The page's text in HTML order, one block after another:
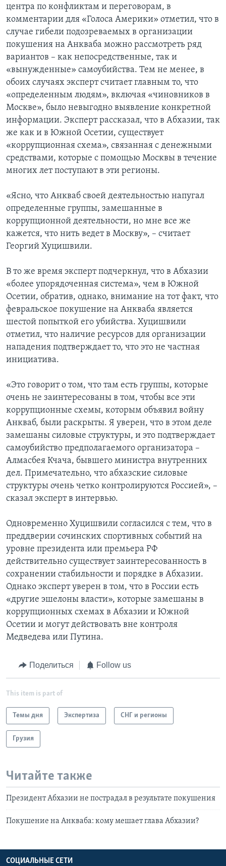
центра по конфликтам и переговорам, в
комментарии для «Голоса Америки» отметил, что в
случае гибели подозреваемых в организации
покушения на Анкваба можно рассмотреть ряд
вариантов – как непосредственные, так и
«вынужденные» самоубийства. Тем не менее, в
обоих случаях эксперт считает главным то, что
«определенным людям», включая «чиновников в
Москве», было невыгодно выявление конкретной
информации. Эксперт рассказал, что в Абхазии, так
же как и в Южной Осетии, существует
«коррупционная схема», связанная с денежными
средствами, которые с помощью Москвы в течение
многих лет поступают в эти регионы.
«Ясно, что Анкваб своей деятельностью напугал
определенные группы, замешанные в
коррупционной деятельности, но мне все же
кажется, что нить ведет в Москву», – считает
Георгий Хуцишвили.
В то же время эксперт подчеркнул, что в Абхазии
«более упорядоченная система», чем в Южной
Осетии, обратив, однако, внимание на тот факт, что
февральское покушение на Анкваба является
шестой попыткой его убийства. Хуцишвили
отметил, что наличие ресурсов для организации
нападения подтверждает то, что это не частная
инициатива.
«Это говорит о том, что там есть группы, которые
очень не заинтересованы в том, чтобы все эти
коррупционные схемы, которым объявил войну
Анкваб, были раскрыты. Я уверен, что в этом деле
замешаны силовые структуры, и это подтверждает
самоубийство предполагаемого организатора –
Алмасбея Кчача, бывшего министра внутренних
дел. Примечательно, что абхазские силовые
структуры очень четко контролируются Россией», –
сказал эксперт в интервью.
Одновременно Хуцишвили согласился с тем, что в
преддверии сочинских спортивных событий на
уровне президента или премьера РФ
действительно существует заинтересованность в
сохранении стабильности и порядке в Абхазии.
Однако эксперт уверен в том, что в России есть
«другие эшелоны власти», которые замешаны в
коррупционных схемах в Абхазии и Южной
Осетии и могут действовать вне контроля
Медведева или Путина.
Поделиться Follow us
This item is part of
Темы дня Экспертиза СНГ и регионы
Грузия
Читайте также
Президент Абхазии не пострадал в результате покушения
Покушение на Анкваба: кому мешает глава Абхазии?
СОЦИАЛЬНЫЕ СЕТИ